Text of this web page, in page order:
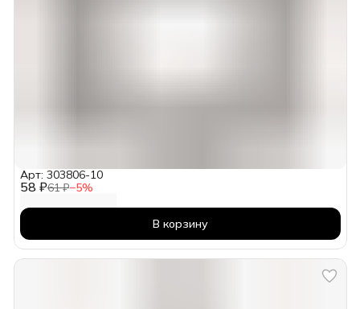
58 ₽61 ₽−5%
Арт: 303806-10
В корзину